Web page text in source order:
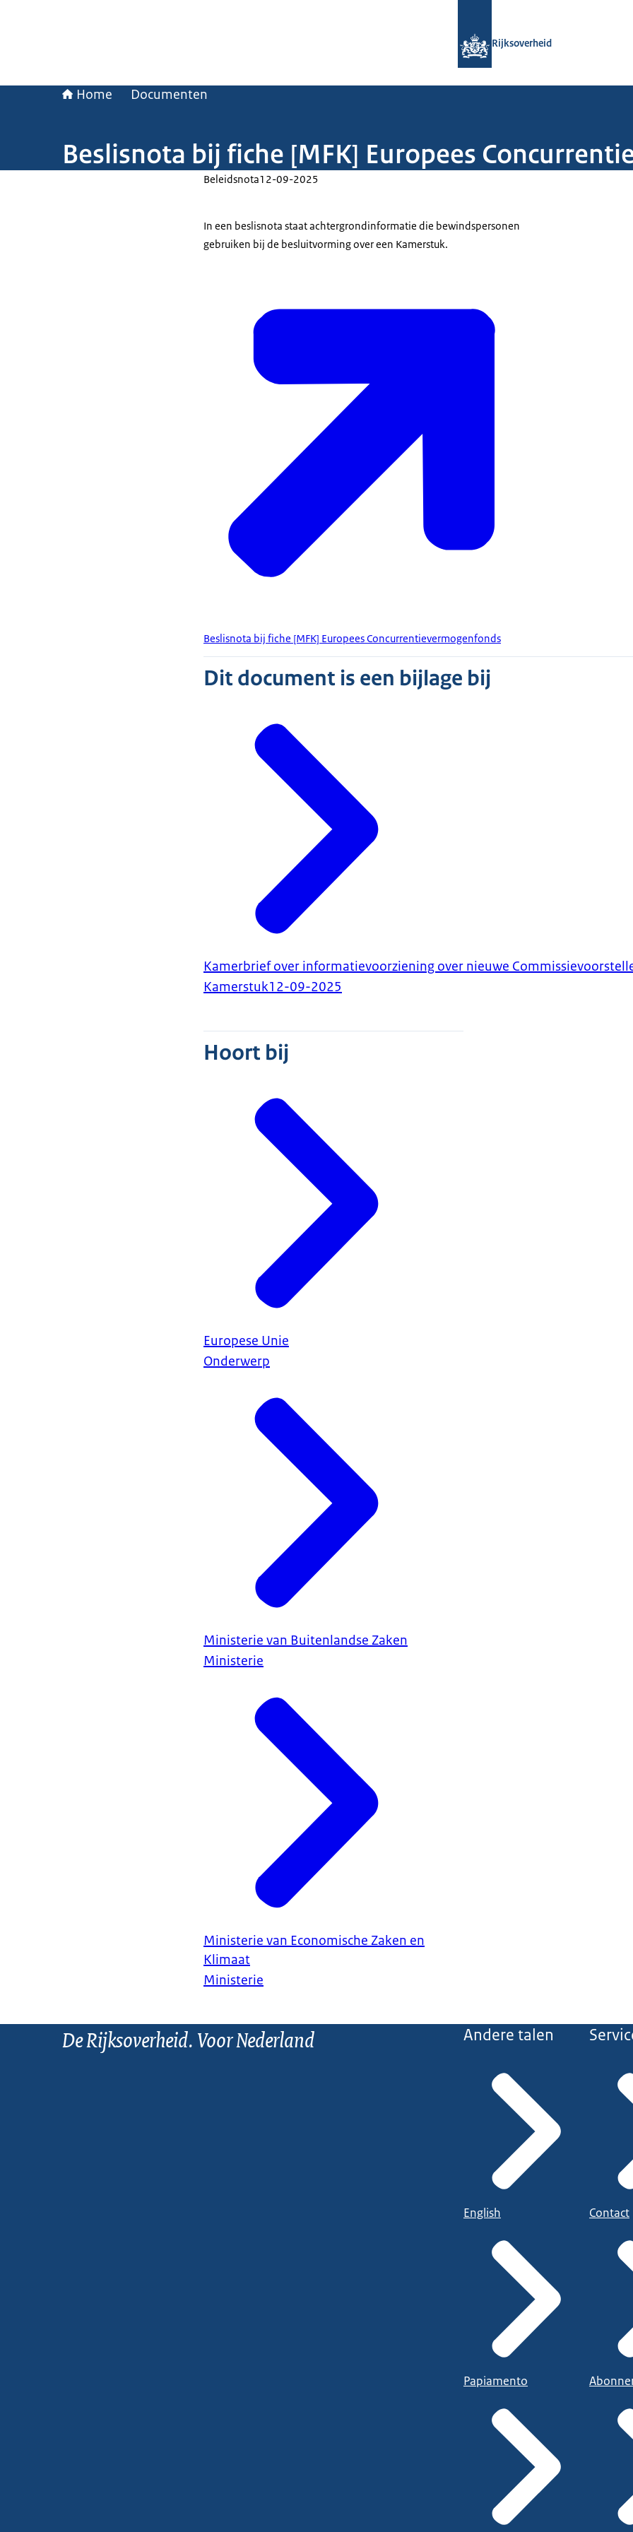
Rijksoverheid
Home Documenten
Beslisnota bij fiche [MFK] Europees
Beleidsnota12-09-2025
In een beslisnota staat achtergrondinformatie die bewindspersonen
gebruiken bij de besluitvorming over een Kamerstuk.
Beslisnota bij fiche [MFK] Europees Concurrentievermogenfonds
Dit document is een bijlage bij
Kamerbrief over informatievoorziening over nieuwe
Kamerstuk12-09-2025
Hoort bij
Europese Unie
Onderwerp
Ministerie van Buitenlandse Zaken
Ministerie
Ministerie van Economische Zaken en
Klimaat
Ministerie
De Rijksoverheid. Voor Nederland Andere talen
English
Papiamento
Contact